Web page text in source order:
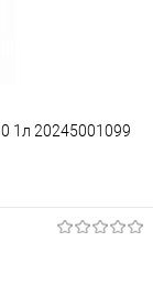
1л 20245001099